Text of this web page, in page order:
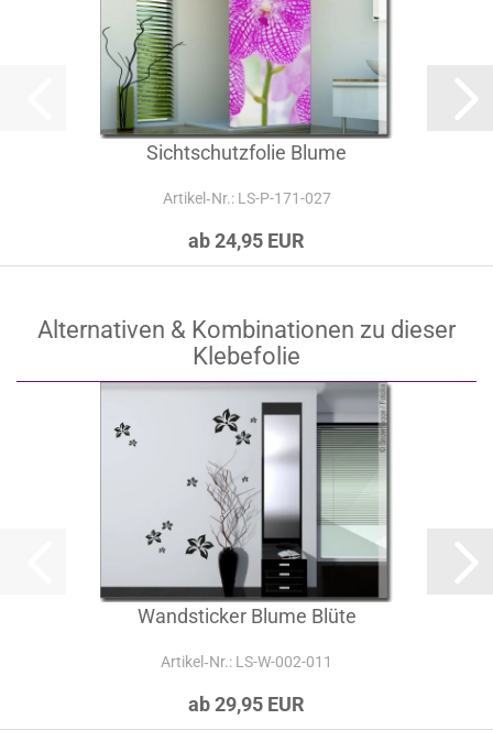
Sichtschutzfolie Blume
Artikel‑Nr.: LS-P-171-027
ab 24,95 EUR
Alternativen & Kombinationen zu dieser
Klebefolie
Wandsticker Blume Blüte
Artikel‑Nr.: LS-W-002-011
ab 29,95 EUR